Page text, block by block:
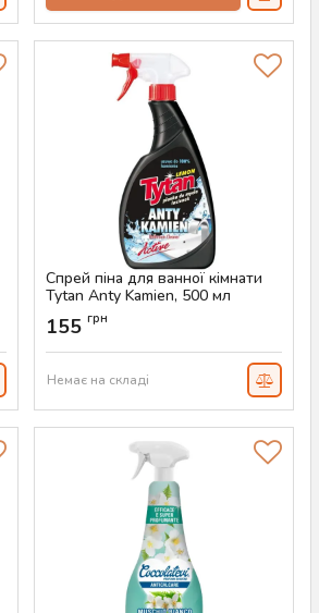
Спрей піна для ванної кімнати
Tytan Anty Kamien, 500 мл
Артикул:AS-00822
155 грн
Немає на складі